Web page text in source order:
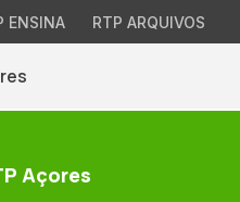
ENSINA RTP ARQUIVOS
Açores